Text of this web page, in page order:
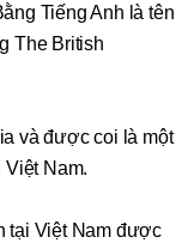
Tiếng Anh là tên
The British
và được coi là một
Nam.
tại Việt Nam được